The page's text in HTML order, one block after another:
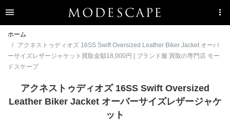
ホーム
アクネストゥディオズ 16SS Swift Oversized Leather Biker Jacket オーバ
ーサイズレザージャケット買取金額18,000円 | ブランド服 買取の専門店 モー
ドスケープ
アクネストゥディオズ 16SS Swift Oversized
Leather Biker Jacket オーバーサイズレザージャケ
ット